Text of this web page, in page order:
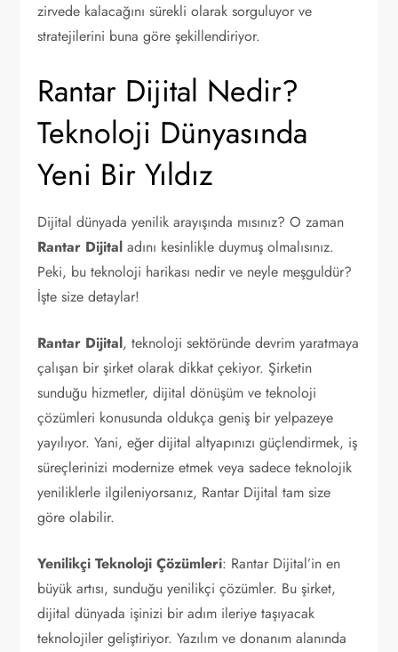
zirvede kalacağını sürekli olarak sorguluyor ve
stratejilerini buna göre şekillendiriyor.
Rantar Dijital Nedir?
Teknoloji Dünyasında
Yeni Bir Yıldız
Dijital dünyada yenilik arayışında mısınız? O zaman
Rantar Dijital adını kesinlikle duymuş olmalısınız.
Peki, bu teknoloji harikası nedir ve neyle meşguldür?
İşte size detaylar!
Rantar Dijital, teknoloji sektöründe devrim yaratmaya
çalışan bir şirket olarak dikkat çekiyor. Şirketin
sunduğu hizmetler, dijital dönüşüm ve teknoloji
çözümleri konusunda oldukça geniş bir yelpazeye
yayılıyor. Yani, eğer dijital altyapınızı güçlendirmek, iş
süreçlerinizi modernize etmek veya sadece teknolojik
yeniliklerle ilgileniyorsanız, Rantar Dijital tam size
göre olabilir.
Yenilikçi Teknoloji Çözümleri: Rantar Dijital’in en
büyük artısı, sunduğu yenilikçi çözümler. Bu şirket,
dijital dünyada işinizi bir adım ileriye taşıyacak
teknolojiler geliştiriyor. Yazılım ve donanım alanında